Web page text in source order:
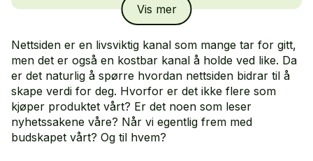
Vis mer
Nettsiden er en livsviktig kanal som mange tar for gitt,
men det er også en kostbar kanal å holde ved like. Da
er det naturlig å spørre hvordan nettsiden bidrar til å
skape verdi for deg. Hvorfor er det ikke flere som
kjøper produktet vårt? Er det noen som leser
nyhetssakene våre? Når vi egentlig frem med
budskapet vårt? Og til hvem?